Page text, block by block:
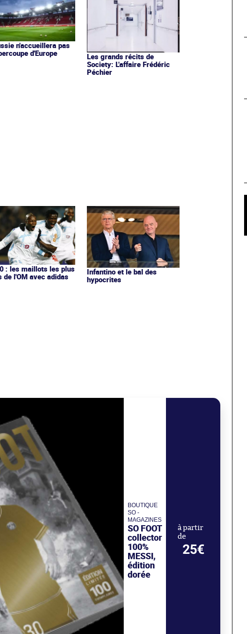
n'accueillera pas
d'Europe
Les grands récits de
Society: L'affaire Frédéric
Péchier
: les maillots les plus
de l'OM avec adidas
Infantino et le bal des
hypocrites
BOUTIQUE
SO -
MAGAZINES
SO FOOT
collector
100%
MESSI,
édition
dorée
à partir
de
25€